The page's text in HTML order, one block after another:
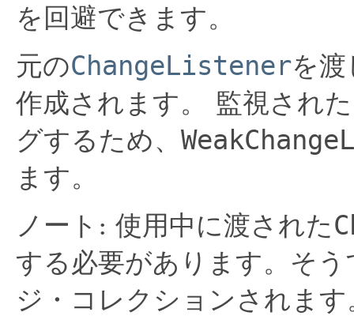
を回避できます。
元のChangeListenerを
作成されます。
監視され
グするため、
ます。
ノート: 使用中に渡された
する必要があります。そ
ジ・コレクションされます